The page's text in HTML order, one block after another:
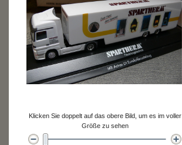
Klicken Sie doppelt auf das obere Bild, um es im voller
Größe zu sehen